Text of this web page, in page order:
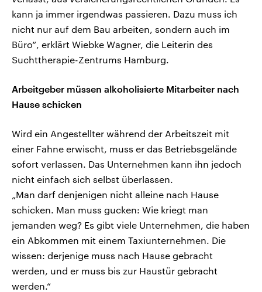
kann ja immer irgendwas passieren. Dazu muss ich
nicht nur auf dem Bau arbeiten, sondern auch im
Büro“, erklärt Wiebke Wagner, die Leiterin des
Suchttherapie-Zentrums Hamburg.
Arbeitgeber müssen alkoholisierte Mitarbeiter nach
Hause schicken
Wird ein Angestellter während der Arbeitszeit mit
einer Fahne erwischt, muss er das Betriebsgelände
sofort verlassen. Das Unternehmen kann ihn jedoch
nicht einfach sich selbst überlassen.
„Man darf denjenigen nicht alleine nach Hause
schicken. Man muss gucken: Wie kriegt man
jemanden weg? Es gibt viele Unternehmen, die haben
ein Abkommen mit einem Taxiunternehmen. Die
wissen: derjenige muss nach Hause gebracht
werden, und er muss bis zur Haustür gebracht
werden.“